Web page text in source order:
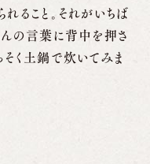
ること。それがいちば
んの言葉に背中を押さ
く土鍋で炊いてみま